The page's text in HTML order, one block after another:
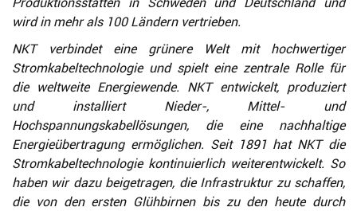
wird in mehr als 100 Ländern vertrieben.
NKT verbindet eine grünere Welt mit hochwertiger
Stromkabeltechnologie und spielt eine zentrale Rolle für
die weltweite Energiewende. NKT entwickelt, produziert
und installiert Nieder-, Mittel- und
Hochspannungskabellösungen, die eine nachhaltige
Energieübertragung ermöglichen. Seit 1891 hat NKT die
Stromkabeltechnologie kontinuierlich weiterentwickelt. So
haben wir dazu beigetragen, die Infrastruktur zu schaffen,
die von den ersten Glühbirnen bis zu den heute durch